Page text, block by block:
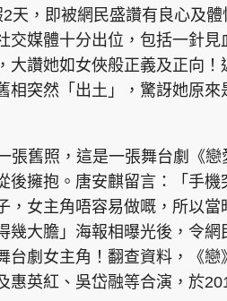
EDUPLUS
款 版權及免責聲明
天，即被網民盛讚有良心及
交媒體十分出位，包括一針
大讚她如女俠般正義及正向！
相突然「出土」，驚訝她原來
張舊照，這是一張舞台劇《戀
後擁抱。唐安麒留言：「手機
，女主角唔容易做嘅，所以當
幾大膽」海報相曝光後，令網
台劇女主角！翻查資料，《戀
惠英紅、吳岱融等合演，於